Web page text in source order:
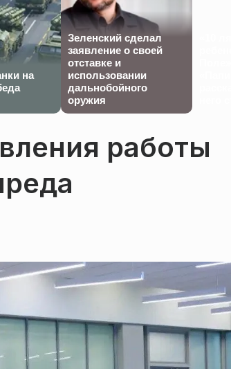
на
Зеленский сделал
заявление о своей
отставке и
использовании
дальнобойного
оружия
«10
работы